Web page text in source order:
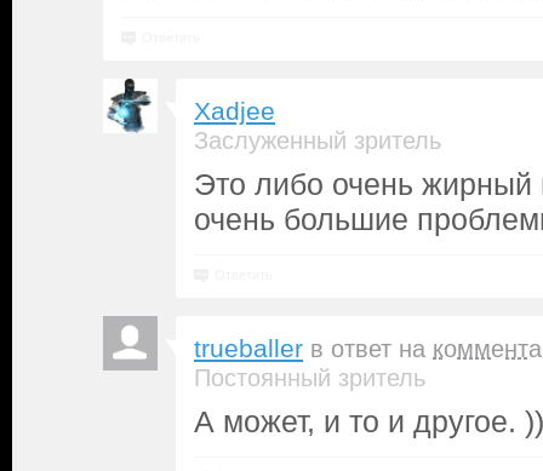
Xadjee
Заслуженный зритель
Это либо очень жирный
очень большие
trueballer в ответ на
Постоянный зритель
А может, и то и другое.